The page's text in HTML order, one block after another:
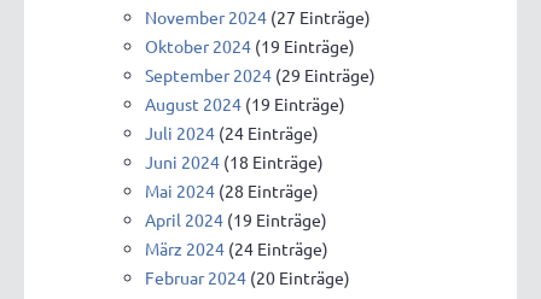
November 2024 (27 Einträge)
Oktober 2024 (19 Einträge)
September 2024 (29 Einträge)
August 2024 (19 Einträge)
Juli 2024 (24 Einträge)
Juni 2024 (18 Einträge)
Mai 2024 (28 Einträge)
April 2024 (19 Einträge)
März 2024 (24 Einträge)
Februar 2024 (20 Einträge)